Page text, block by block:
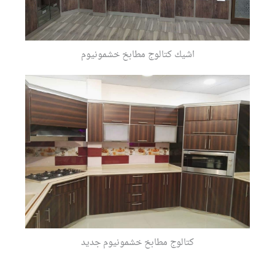
اشيك كتالوج مطابخ خشمونيوم
كتالوج مطابخ خشمونيوم جديد